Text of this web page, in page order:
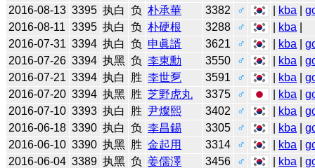
2016-08-13 3395 执白 负 朴承華 3382 ♂ kba |
2016-08-11 3395 执白 负 朴硬根 3288 ♂ kba
2016-07-31 3394 执白 负 申眞諝 3621 ♂ kba |
2016-07-26 3394 执黑 负 李東勳 3550 ♂ kba |
2016-07-21 3394 执白 胜 李世乭 3591 ♂ kba |
2016-07-20 3394 执黑 胜 芝野虎丸 3375 ♂ kba |
2016-07-10 3393 执白 胜 尹燦熙 3402 ♂ kba |
2016-06-18 3390 执白 负 李昌錫 3305 ♂ kba |
2016-06-10 3390 执黑 胜 金起用 3314 ♂ kba |
2016-06-04 3389 执黑 负 姜儒澤 3456 ♂ kba |